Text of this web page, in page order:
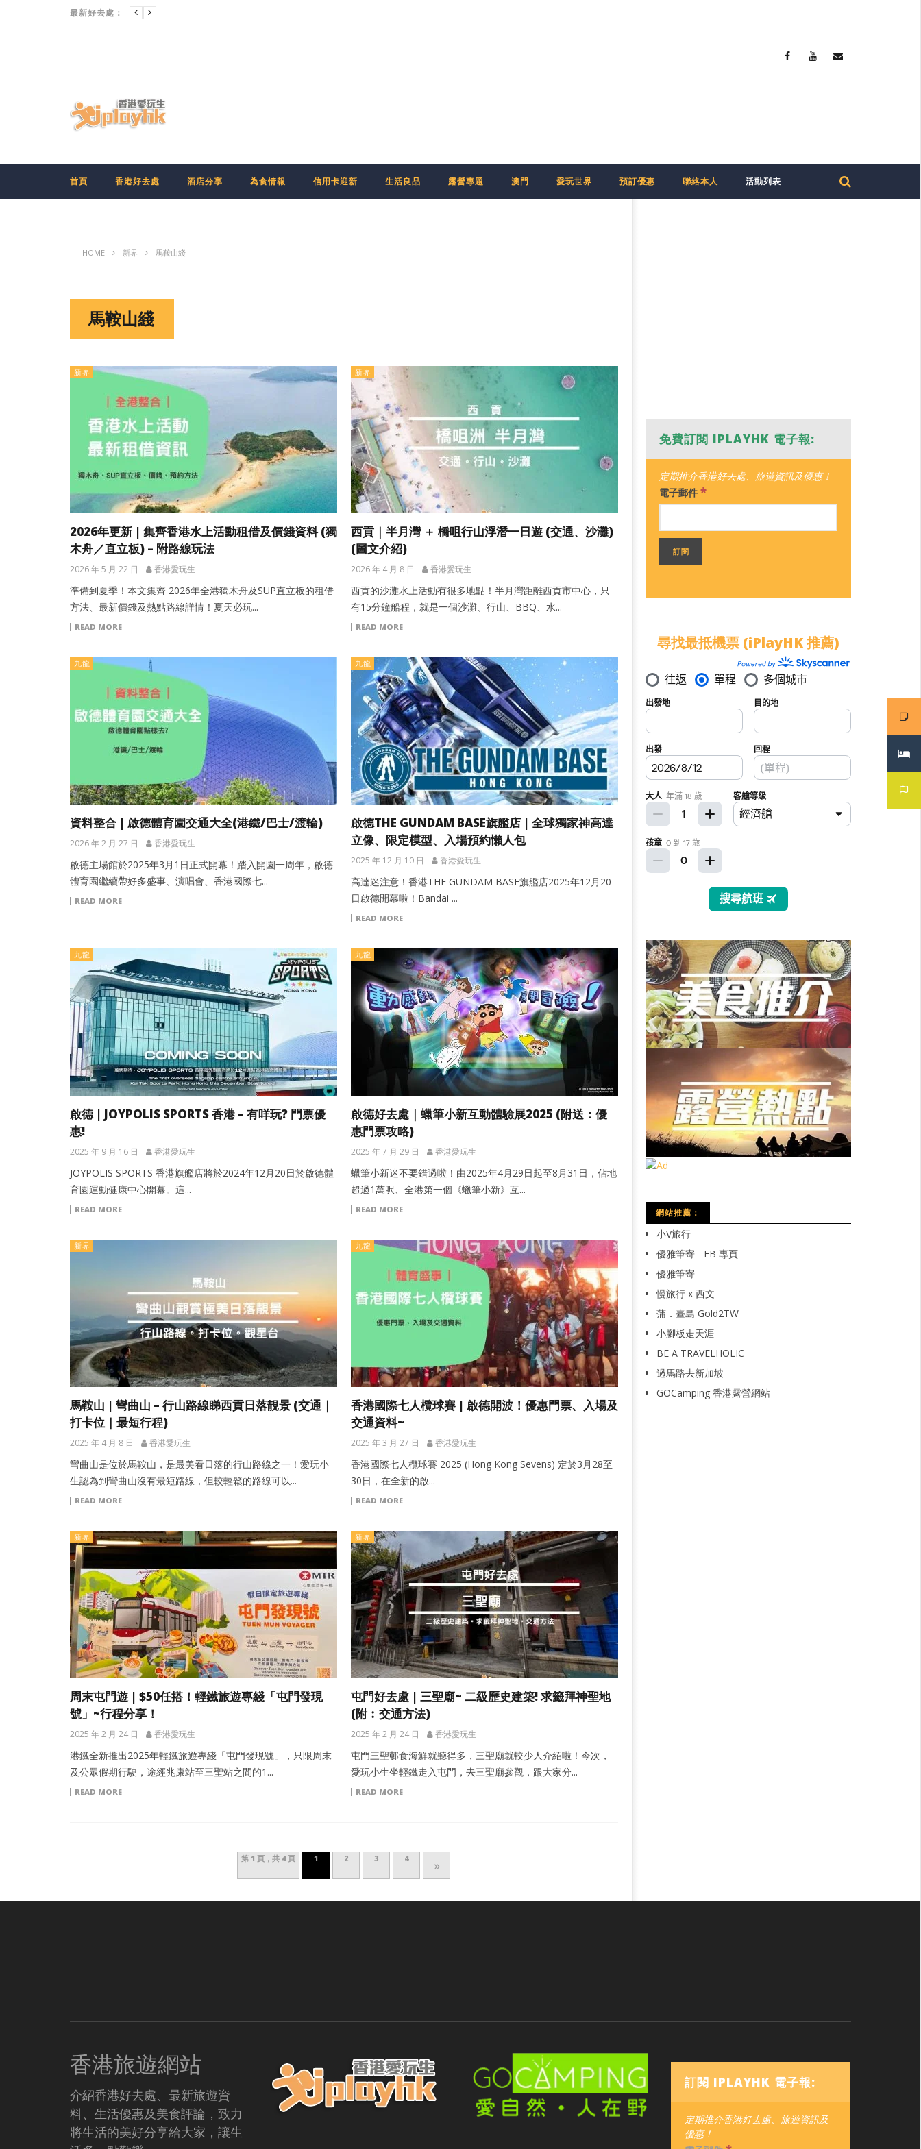
最新好去處：
九龍
首頁 香港好去處 酒店分享 為食情報 信用卡迎新 生活良品 露營專題 澳門 愛玩世界 預訂優惠 聯絡本人 活動列表
HOME 新界 馬鞍山綫
馬鞍山綫
新界
2026年更新 | 集齊香港水上活動租借及價錢資料 (獨
木舟／直立板) – 附路線玩法
2026 年 5 月 22 日 香港愛玩生
準備到夏季！本文集齊 2026年全港獨木舟及SUP直立板的租借
方法、最新價錢及熱點路線詳情！夏天必玩...
READ MORE
新界
西貢｜半月灣 ＋ 橋咀行山浮潛一日遊 (交通、沙灘)
(圖文介紹)
2026 年 4 月 8 日 香港愛玩生
西貢的沙灘水上活動有很多地點！半月灣距離西貢市中心，只
有15分鐘船程，就是一個沙灘、行山、BBQ、水...
READ MORE
九龍
資料整合 | 啟德體育園交通大全(港鐵/巴士/渡輪)
2026 年 2 月 27 日 香港愛玩生
啟德主場館於2025年3月1日正式開幕！踏入開園一周年，啟德
體育園繼續帶好多盛事、演唱會、香港國際七...
READ MORE
九龍
啟德THE GUNDAM BASE旗艦店 | 全球獨家神高達
立像、限定模型、入場預約懶人包
2025 年 12 月 10 日 香港愛玩生
高達迷注意！香港THE GUNDAM BASE旗艦店2025年12月20
日啟德開幕啦！Bandai ...
READ MORE
九龍
啟德 | JOYPOLIS SPORTS 香港 – 有咩玩? 門票優
惠!
2025 年 9 月 16 日 香港愛玩生
JOYPOLIS SPORTS 香港旗艦店將於2024年12月20日於啟德體
育園運動健康中心開幕。這...
READ MORE
九龍
啟德好去處｜蠟筆小新互動體驗展2025 (附送：優
惠門票攻略)
2025 年 7 月 29 日 香港愛玩生
蠟筆小新迷不要錯過啦！由2025年4月29日起至8月31日，佔地
超過1萬呎、全港第一個《蠟筆小新》互...
READ MORE
新界
馬鞍山 | 彎曲山 – 行山路線睇西貢日落靚景 (交通｜
打卡位｜最短行程)
2025 年 4 月 8 日 香港愛玩生
彎曲山是位於馬鞍山，是最美看日落的行山路線之一！愛玩小
生認為到彎曲山沒有最短路線，但較輕鬆的路線可以...
READ MORE
九龍
香港國際七人欖球賽 | 啟德開波！優惠門票、入場及
交通資料~
2025 年 3 月 27 日 香港愛玩生
香港國際七人欖球賽 2025 (Hong Kong Sevens) 定於3月28至
30日，在全新的啟...
READ MORE
新界
周末屯門遊 | $50任搭！輕鐵旅遊專綫「屯門發現
號」~行程分享！
2025 年 2 月 24 日 香港愛玩生
港鐵全新推出2025年輕鐵旅遊專綫「屯門發現號」，只限周末
及公眾假期行駛，途經兆康站至三聖站之間的1...
READ MORE
新界
屯門好去處 | 三聖廟~ 二級歷史建築! 求籤拜神聖地
(附︰交通方法)
2025 年 2 月 24 日 香港愛玩生
屯門三聖邨食海鮮就聽得多，三聖廟就較少人介紹啦！今次，
愛玩小生坐輕鐵走入屯門，去三聖廟參觀，跟大家分...
READ MORE
第 1 頁，共 4 頁 1 2 3 4 »
免費訂閱 IPLAYHK 電子報:
定期推介香港好去處、旅遊資訊及優惠！
電子郵件 *
尋找最抵機票 (iPlayHK 推薦)
網站推薦：
小V旅行
優雅筆寄 - FB 專頁
優雅筆寄
慢旅行 x 西文
蒲．臺島 Gold2TW
小腳板走天涯
BE A TRAVELHOLIC
過馬路去新加坡
GOCamping 香港露營網站
香港旅遊網站
介紹香港好去處、最新旅遊資
料、生活優惠及美食評論，致力
將生活的美好分享給大家，讓生
訂閱 IPLAYHK 電子報:
定期推介香港好去處、旅遊資訊及
優惠！